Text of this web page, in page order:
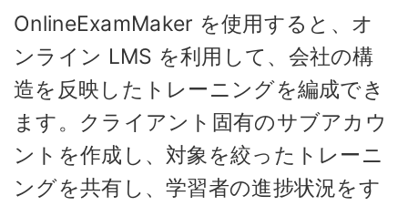
OnlineExamMaker を使用すると、オ
ンライン LMS を利用して、会社の構
造を反映したトレーニングを編成でき
ます。クライアント固有のサブアカウ
ントを作成し、対象を絞ったトレーニ
ングを共有し、学習者の進捗状況をす